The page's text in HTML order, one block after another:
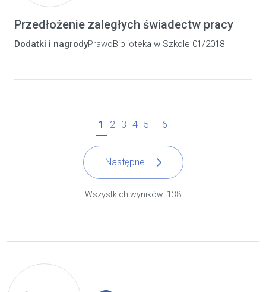
Przedłożenie zaległych świadectw pracy
Dodatki i nagrodyPrawoBiblioteka w Szkole 01/2018
1 2 3 4 5 6
Następne
Wszystkich wyników: 138